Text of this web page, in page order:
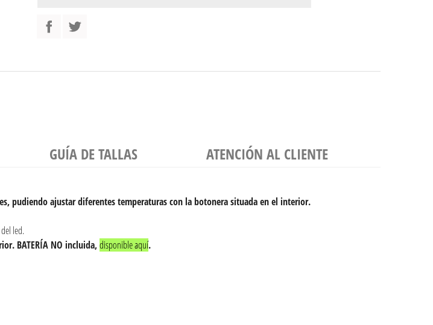
GUÍA DE TALLAS ATENCIÓN AL CLIENTE
pudiendo ajustar diferentes temperaturascon la botonera situada en el interior.
led.
BATERÍA NO incluida,disponible aquí.